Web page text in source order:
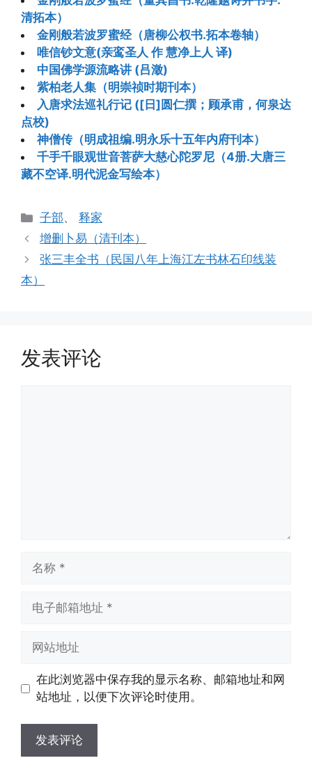
清拓本）
金刚般若波罗蜜经（唐柳公权书.拓本卷轴）
唯信钞文意(亲鸾圣人 作 慧净上人 译)
中国佛学源流略讲 (吕澂)
紫柏老人集（明崇祯时期刊本）
入唐求法巡礼行记 ([日]圆仁撰；顾承甫，何泉达
点校)
神僧传（明成祖编.明永乐十五年内府刊本）
千手千眼观世音菩萨大慈心陀罗尼（4册.大唐三
藏不空译.明代泥金写绘本）
分
类
子部、释家
增删卜易（清刊本）
张三丰全书（民国八年上海江左书林石印线装
本）
发表评论
址
址
在此浏览器中保存我的显示名称、邮箱地址和网
站地址，以便下次评论时使用。